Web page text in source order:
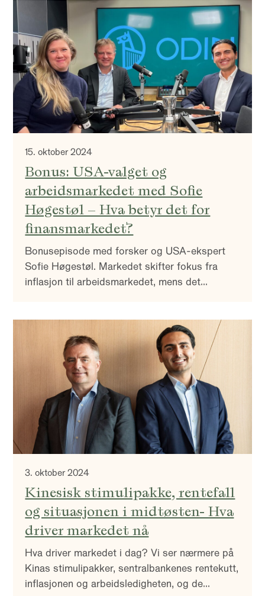
skiller dem fra vekst- og verdiaksjer.
15. oktober 2024
Bonus: USA-valget og
arbeidsmarkedet med Sofie
Høgestøl – Hva betyr det for
finansmarkedet?
Bonusepisode med forsker og USA-ekspert
Sofie Høgestøl. Markedet skifter fokus fra
inflasjon til arbeidsmarkedet, mens det
finansmarkedene, i tillegg til rollen geopolitikk,
amerikansk økonomisk politikk og
kongressens rolle påvirker markedene.
3. oktober 2024
Kinesisk stimulipakke, rentefall
og situasjonen i midtøsten- Hva
driver markedet nå
Hva driver markedet i dag? Vi ser nærmere på
Kinas stimulipakker, sentralbankenes rentekutt,
inflasjonen og arbeidsledigheten, og de